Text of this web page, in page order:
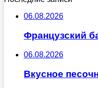
06.08.2026
Французский
06.08.2026
Вкусное